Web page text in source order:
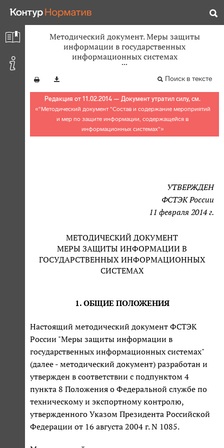
Методический документ. Меры защиты
информации в государственных
информационных системах
Поиск в тексте
Редакция от 11.02.2014 — Документ утратил силу, см.
«"Методический документ "Состав и содержание мероприятий
и мер по защите информации, содержащейся в
информационных системах"»
УТВЕРЖДЕН
ФСТЭК России
11 февраля 2014 г.
МЕТОДИЧЕСКИЙ ДОКУМЕНТ
МЕРЫ ЗАЩИТЫ ИНФОРМАЦИИ В
ГОСУДАРСТВЕННЫХ ИНФОРМАЦИОННЫХ
СИСТЕМАХ
1. ОБЩИЕ ПОЛОЖЕНИЯ
Настоящий методический документ ФСТЭК
России "Меры защиты информации в
государственных информационных системах"
(далее - методический документ) разработан и
утвержден в соответствии с подпунктом 4
пункта 8 Положения о Федеральной службе по
техническому и экспортному контролю,
утвержденного Указом Президента Российской
Федерации от 16 августа 2004 г. N 1085.